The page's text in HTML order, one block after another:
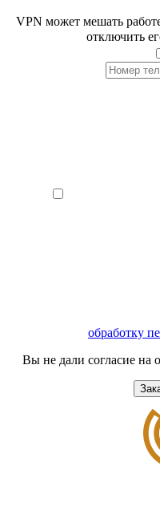
VPN может мешать
отключить
обработку
Вы не дали согласие на